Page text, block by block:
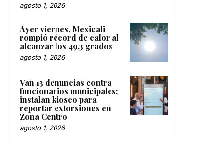
agosto 1, 2026
Ayer viernes, Mexicali
rompió récord de calor al
alcanzar los 49.3 grados
agosto 1, 2026
Van 13 denuncias contra
funcionarios municipales;
instalan kiosco para
reportar extorsiones en
Zona Centro
agosto 1, 2026